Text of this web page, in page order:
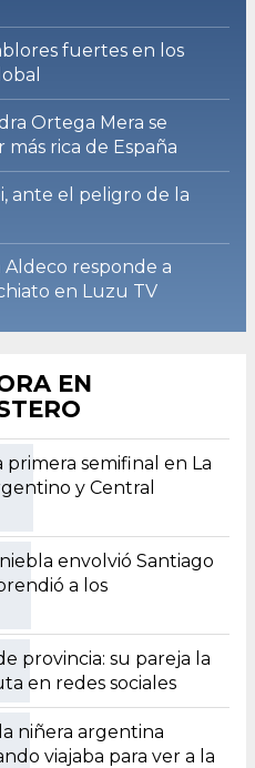
fuertes en los
Ortega Mera se
rica de España
ante el peligro de la
Aldeco responde a
en Luzu TV
EN
primera semifinal en La
y Central
envolvió Santiago
a los
provincia: su pareja la
en redes sociales
niñera argentina
viajaba para ver a la